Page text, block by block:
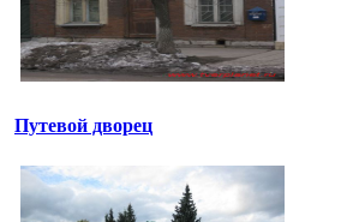
Путевой дворец